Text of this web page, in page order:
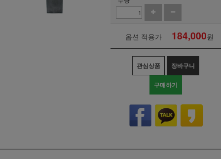
옵션 적용가 184,000원
관심상품 장바구니
구매하기